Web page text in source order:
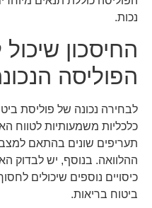
נכות.
החיסכון
הפוליסה
לבחירה נכונה של פוליסת
כלכליות משמעותיות לטווח
תעריפים שונים בהתאם למצב
ההלוואה. בנוסף, יש לבדוק
כיסויים נוספים שיכולים
ביטוח בריאות.